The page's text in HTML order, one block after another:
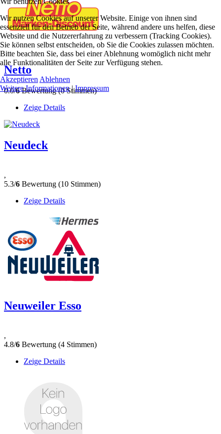
Netto
0.0/6Bewertung (0 Stimmen)
Zeige Details
Neudeck
,
5.3/6 Bewertung (10 Stimmen)
Zeige Details
Neuweiler Esso
,
4.8/6 Bewertung (4 Stimmen)
Zeige Details
Wir nutzen Cookies auf unserer Website. Einige von ihnen sind
essenziell für den Betrieb der Seite, während andere uns helfen, diese
Website und die Nutzererfahrung zu verbessern (Tracking Cookies).
Sie können selbst entscheiden, ob Sie die Cookies zulassen möchten.
Bitte beachten Sie, dass bei einer Ablehnung womöglich nicht mehr
alle Funktionalitäten der Seite zur Verfügung stehen.
Akzeptieren Ablehnen
Weitere Informationen|Impressum